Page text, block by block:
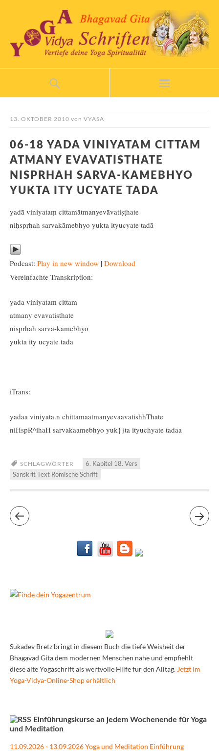
13. OKTOBER 2010 von VYASA
06-18 YADA VINIYATAM CITTAM
ATMANY EVAVATISTHATE
NISPRHAH SARVA-KAMEBHYO
YUKTA ITY UCYATE TADA
yadā viniyataṃ cittamātmanyevāvatiṣṭhate
niḥspṛhaḥ sarvakāmebhyo yukta ityucyate tadā
Podcast: Play in new window | Download
Vereinfachte Transkription:
yada viniyatam cittam
atmany evavatisthate
nisprhah sarva-kamebhyo
yukta ity ucyate tada
iTrans:
yadaa viniyata.n chittamaatmanyevaavatishhThate
niHspR^ihaH sarvakaamebhyo yuk{}ta ityuchyate tadaa
SCHLAGWÖRTER
6. Kapitel 18. Vers
Sanskrit Text Römische Schrift
Sukadev Bretz bringt in diesem Buch die tiefe Weisheit der
Bhagavad Gita dem modernen Menschen nahe und empfiehlt
diese alte Yogaschrift als wertvolle Hilfe für den Alltag. Jetzt im
Yoga-Vidya-Online-Shop erhältlich
Einführungskurse an jedem Wochenende für Yoga
und Meditation
11.09.2026 - 13.09.2026 Yoga und Meditation Einführung